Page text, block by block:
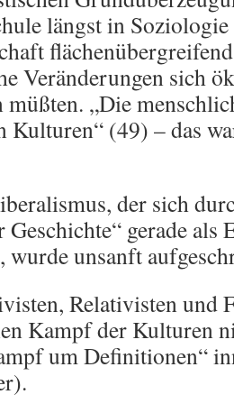
längst in
Veränderungen sich
müßten. „Die
Kulturen“ (49) – das
der sich
Geschichte“ gerade als
wurde unsanft
Relativisten und
Kampf der Kulturen
um Definitionen“